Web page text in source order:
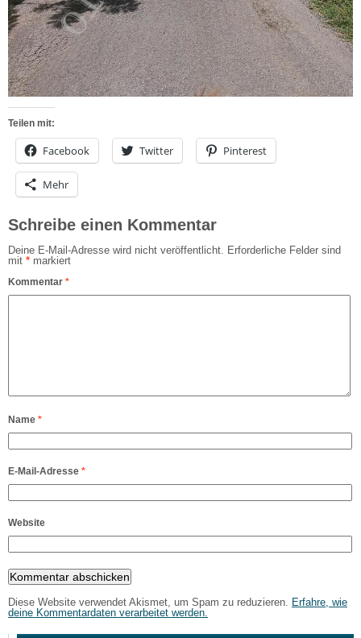
Teilen mit:
Facebook Twitter Pinterest
Mehr
Schreibe einen Kommentar
Deine E-Mail-Adresse wird nicht veröffentlicht. Erforderliche Felder sind
mit * markiert
Kommentar *
Name *
E-Mail-Adresse *
Website
Diese Website verwendet Akismet, um Spam zu reduzieren. Erfahre, wie
deine Kommentardaten verarbeitet werden.